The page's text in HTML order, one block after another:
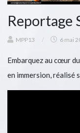
Reportage
MPP13 / 6 mai
Embarquez au cœur
en immersion, réalisé